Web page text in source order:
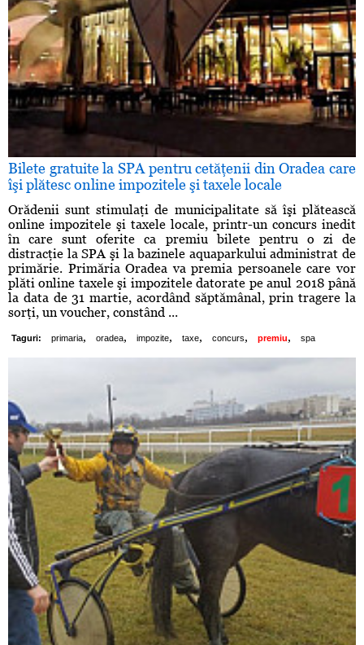
Bilete gratuite la SPA pentru cetăţenii din Oradea care
îşi plătesc online impozitele şi taxele locale
Orădenii sunt stimulaţi de municipalitate să îşi plătească
online impozitele şi taxele locale, printr-un concurs inedit
în care sunt oferite ca premiu bilete pentru o zi de
distracţie la SPA şi la bazinele aquaparkului administrat de
primărie. Primăria Oradea va premia persoanele care vor
plăti online taxele şi impozitele datorate pe anul 2018 până
la data de 31 martie, acordând săptămânal, prin tragere la
sorţi, un voucher, constând ...
Taguri: primaria, oradea, impozite, taxe, concurs, premiu, spa